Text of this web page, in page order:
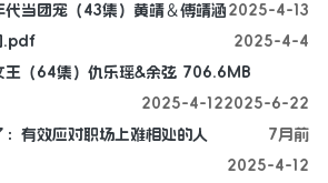
当团宠（43集）黄靖＆傅靖涵 2025-4-13
.pdf
2025-4-4
王（64集）仇乐瑶&余弦 706.6MB
2025-6-22
2025-4-12
有效应对职场上难相处的人
7月前
2025-4-12